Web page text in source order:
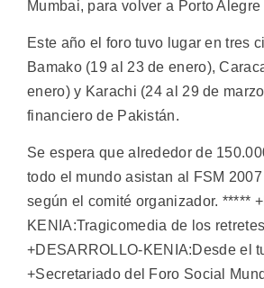
Mumbai, para volver a Porto
Este año el foro tuvo lugar en tres
Bamako (19 al 23 de enero),
enero) y Karachi (24 al 29 de
financiero de Pakistán.
Se espera que alrededor de
todo el mundo asistan al FSM
según el comité organizador. *****
KENIA:Tragicomedia de los
+DESARROLLO-KENIA:Desde el
+Secretariado del Foro Social